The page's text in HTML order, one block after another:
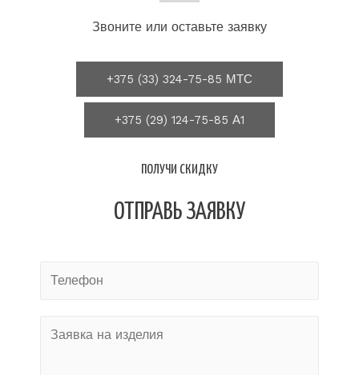
Звоните или оставьте заявку
+375 (33) 324-75-85 МТС
+375 (29) 124-75-85 А1
ПОЛУЧИ СКИДКУ
ОТПРАВЬ ЗАЯВКУ